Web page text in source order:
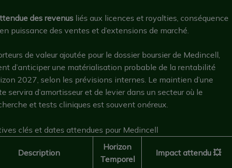
des revenus liés aux licences et royalties, conséquence
puissance des ventes et d’extensions de marché.
de valeur ajoutée pour le dossier boursier de Medincell,
d’anticiper une matérialisation probable de la rentabilité
2027, selon les prévisions internes. Le maintien d’une
servira d’amortisseur et de levier dans un secteur où le
et tests cliniques est souvent onéreux.
clés et dates attendues pour Medincell
Description
Horizon
Temporel
Impact attendu 💥